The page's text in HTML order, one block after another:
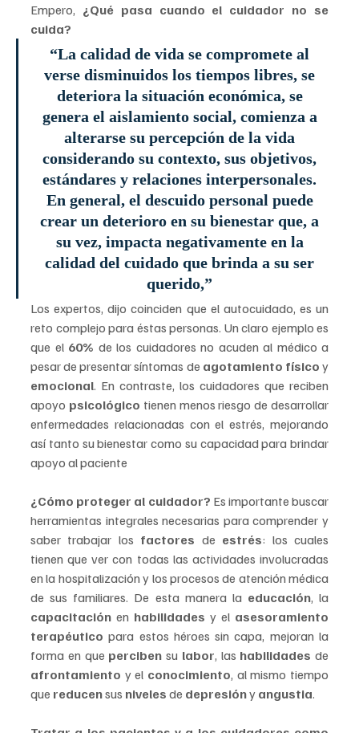
Empero, ¿Qué pasa cuando el cuidador no se
cuida?
“La calidad de vida se compromete al
verse disminuidos los tiempos libres, se
deteriora la situación económica, se
genera el aislamiento social, comienza a
alterarse su percepción de la vida
considerando su contexto, sus objetivos,
estándares y relaciones interpersonales.
En general, el descuido personal puede
crear un deterioro en su bienestar que, a
su vez, impacta negativamente en la
calidad del cuidado que brinda a su ser
querido,”
Los expertos, dijo coinciden que el autocuidado, es un
reto complejo para éstas personas. Un claro ejemplo es
que el 60% de los cuidadores no acuden al médico a
pesar de presentar síntomas de agotamiento físico
emocional. En contraste, los cuidadores que reciben
apoyo psicológico tienen menos riesgo de desarrollar
enfermedades relacionadas con el estrés, mejorando
así tanto su bienestar como su capacidad para brindar
apoyo al paciente
¿Cómo proteger al cuidador? Es importante buscar
herramientas integrales necesarias para comprender y
saber trabajar los factores de estrés: los cuales
tienen que ver con todas las actividades involucradas
en la hospitalización y los procesos de atención médica
de sus familiares. De esta manera la educación
capacitación en habilidades y el asesoramiento
terapéutico para estos héroes sin capa, mejoran la
forma en que perciben su labor, las habilidades
afrontamiento y el conocimiento, al mismo tiempo
que reducen sus niveles de depresión y angustia.